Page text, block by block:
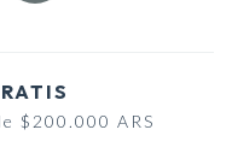
$200.000 ARS